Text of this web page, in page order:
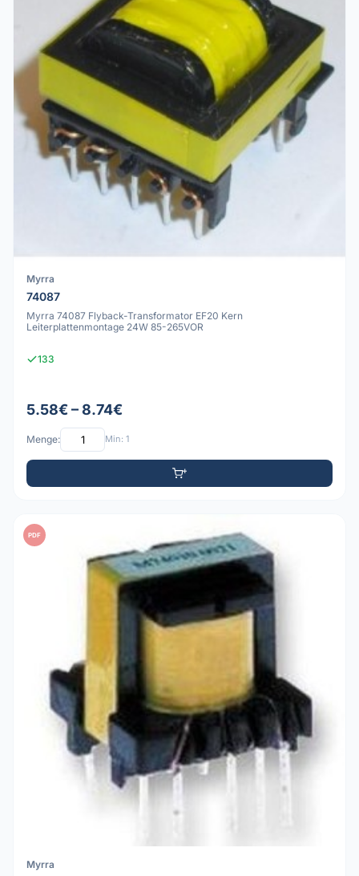
Myrra
74087
Myrra 74087 Flyback-Transformator EF20 Kern
Leiterplattenmontage 24W 85-265VOR
133
5.58€ – 8.74€
Menge: Min: 1
PDF
Myrra